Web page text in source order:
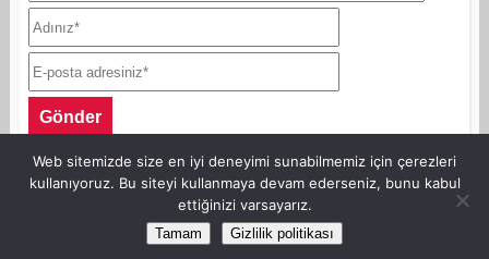
©Copyright AnneKaz.com 2007. Her hakkı saklıdır.
Site Haritası
Web sitemizde size en iyi deneyimi sunabilmemiz için çerezleri
kullanıyoruz. Bu siteyi kullanmaya devam ederseniz, bunu kabul
ettiğinizi varsayarız.
Tamam Gizlilik politikası